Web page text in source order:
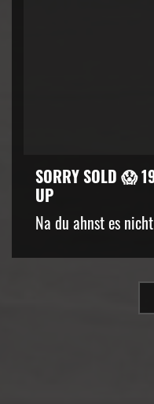
SORRY SOLD 😱
UP
Na du ahnst es